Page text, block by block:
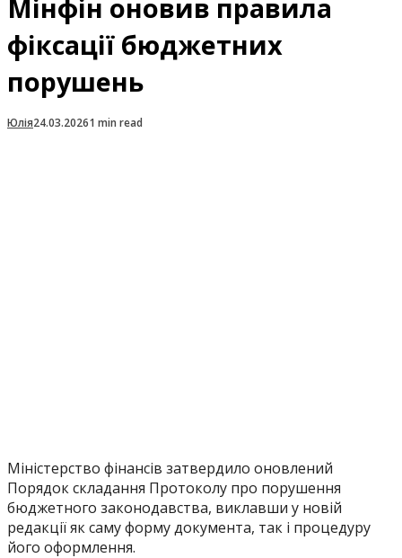
Мінфін оновив правила
фіксації бюджетних
порушень
Юлія24.03.20261 min read
Міністерство фінансів затвердило оновлений
Порядок складання Протоколу про порушення
бюджетного законодавства, виклавши у новій
редакції як саму форму документа, так і процедуру
його оформлення.